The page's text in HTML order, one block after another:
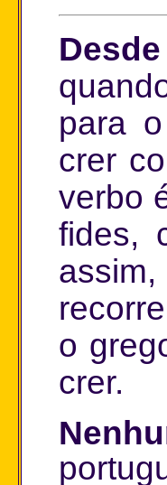
para
crer
verbo
fides,
o
crer.